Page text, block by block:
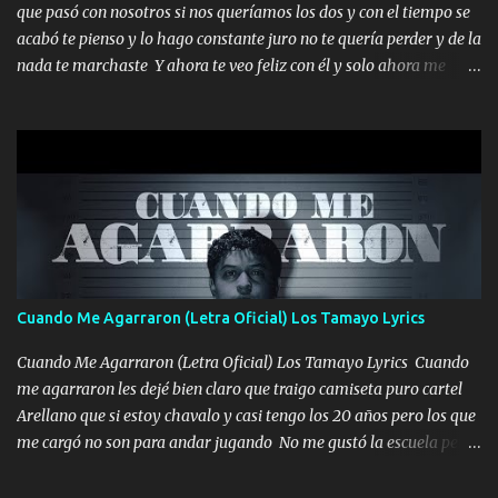
tengo de mi mente no se va, en mi corazón me llevo lo mismo que
tu papá, a veces me pongo triste porque no puedo mirarte, mas se
que tu me escuchas porque tu eres mi gran ángel, El desespero me
que pasó con nosotros si nos queríamos los dos y con el tiempo se
acabó te pienso y lo hago constante juro no te quería perder y de la
nada te marchaste Y ahora te veo feliz con él y solo ahora me
pero eso ya no va a pasar me perderé en la soledad Porque me
mirabas bonito si yo no fui el final feliz el final fue triste pa mí Y
duele no tenerte aquí sabiendo que moría por ti yo y la luna
cantamos y por ti nos embriagamos Quién sabe qué será de mí si
contigo fui muy feliz a lo mejor no lloró pero muy en el fondo te
adoro
Cuando Me Agarraron (Letra Oficial) Los Tamayo Lyrics
Cuando Me Agarraron (Letra Oficial) Los Tamayo Lyrics Cuando
me agarraron les dejé bien claro que traigo camiseta puro cartel
Arellano que si estoy chavalo y casi tengo los 20 años pero los que
me cargó no son para andar jugando No me gustó la escuela pero